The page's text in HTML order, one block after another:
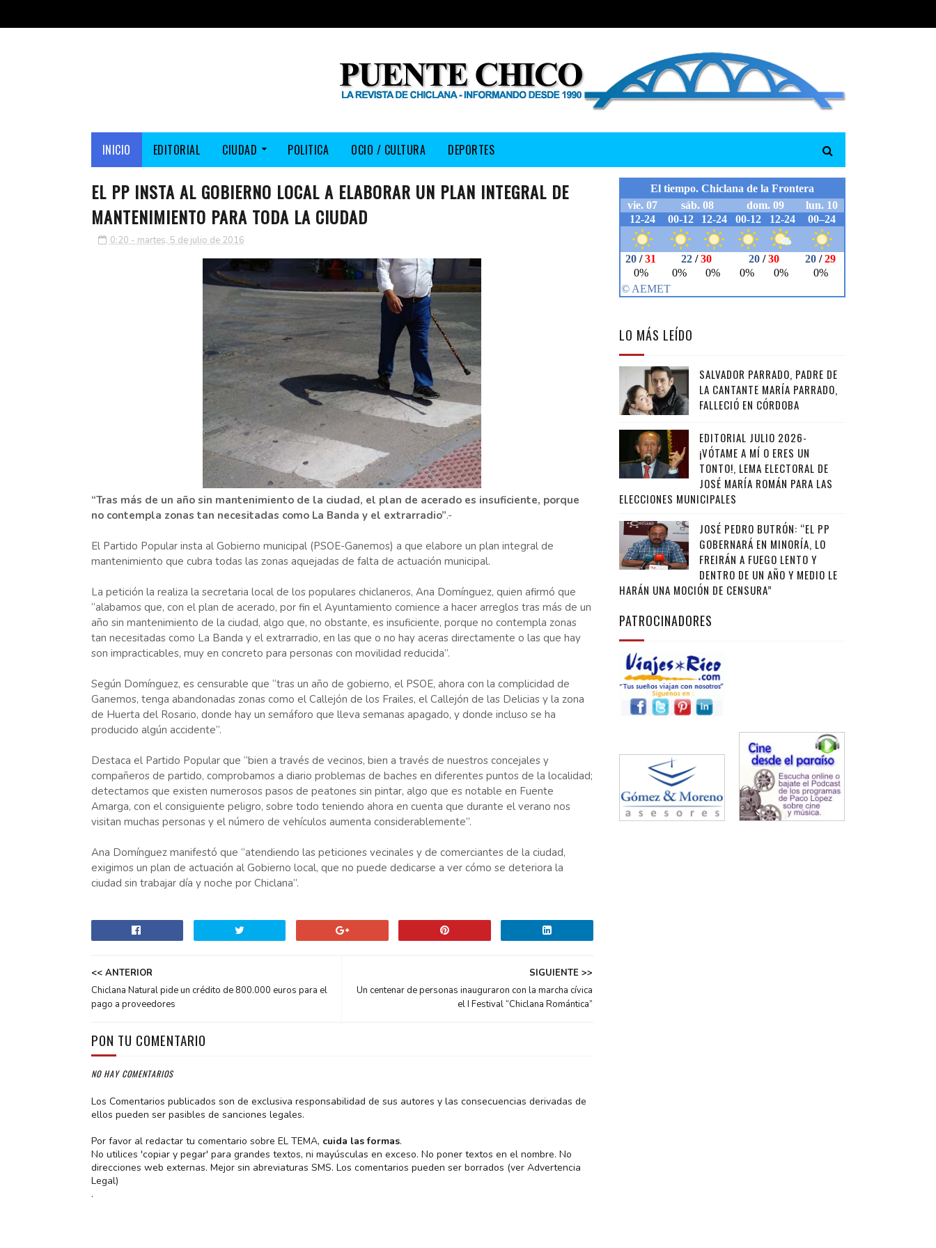
INICIO EDITORIAL CIUDAD POLITICA OCIO / CULTURA DEPORTES
EL PP INSTA AL GOBIERNO LOCAL A ELABORAR UN PLAN INTEGRAL DE
MANTENIMIENTO PARA TODA LA CIUDAD
0:20 - martes, 5 de julio de 2016
“Tras más de un año sin mantenimiento de la ciudad, el plan de acerado es insuficiente, porque
no contempla zonas tan necesitadas como La Banda y el extrarradio”.-
El Partido Popular insta al Gobierno municipal (PSOE-Ganemos) a que elabore un plan integral de
mantenimiento que cubra todas las zonas aquejadas de falta de actuación municipal.
La petición la realiza la secretaria local de los populares chiclaneros, Ana Domínguez, quien afirmó que
“alabamos que, con el plan de acerado, por fin el Ayuntamiento comience a hacer arreglos tras más de un
año sin mantenimiento de la ciudad, algo que, no obstante, es insuficiente, porque no contempla zonas
tan necesitadas como La Banda y el extrarradio, en las que o no hay aceras directamente o las que hay
son impracticables, muy en concreto para personas con movilidad reducida”.
Según Domínguez, es censurable que “tras un año de gobierno, el PSOE, ahora con la complicidad de
Ganemos, tenga abandonadas zonas como el Callejón de los Frailes, el Callejón de las Delicias y la zona
de Huerta del Rosario, donde hay un semáforo que lleva semanas apagado, y donde incluso se ha
producido algún accidente”.
Destaca el Partido Popular que “bien a través de vecinos, bien a través de nuestros concejales y
compañeros de partido, comprobamos a diario problemas de baches en diferentes puntos de la localidad;
detectamos que existen numerosos pasos de peatones sin pintar, algo que es notable en Fuente
Amarga, con el consiguiente peligro, sobre todo teniendo ahora en cuenta que durante el verano nos
visitan muchas personas y el número de vehículos aumenta considerablemente”.
Ana Domínguez manifestó que “atendiendo las peticiones vecinales y de comerciantes de la ciudad,
exigimos un plan de actuación al Gobierno local, que no puede dedicarse a ver cómo se deteriora la
ciudad sin trabajar día y noche por Chiclana”.
SIGUIENTE >>
Un centenar de personas inauguraron con la marcha cívica
el I Festival “Chiclana Romántica”
<< ANTERIOR
Chiclana Natural pide un crédito de 800.000 euros para el
pago a proveedores
PON TU COMENTARIO
NO HAY COMENTARIOS
Los Comentarios publicados son de exclusiva responsabilidad de sus autores y las consecuencias derivadas de
ellos pueden ser pasibles de sanciones legales.
Por favor al redactar tu comentario sobre EL TEMA, cuida las formas.
No utilices 'copiar y pegar' para grandes textos, ni mayúsculas en exceso. No poner textos en el nombre. No
direcciones web externas. Mejor sin abreviaturas SMS. Los comentarios pueden ser borrados (ver Advertencia
Legal)
.
LO MÁS LEÍDO
SALVADOR PARRADO, PADRE DE
LA CANTANTE MARÍA PARRADO,
FALLECIÓ EN CÓRDOBA
EDITORIAL JULIO 2026-
¡VÓTAME A MÍ O ERES UN
TONTO!, LEMA ELECTORAL DE
JOSÉ MARÍA ROMÁN PARA LAS
ELECCIONES MUNICIPALES
JOSÉ PEDRO BUTRÓN: “EL PP
GOBERNARÁ EN MINORÍA, LO
FREIRÁN A FUEGO LENTO Y
DENTRO DE UN AÑO Y MEDIO LE
HARÁN UNA MOCIÓN DE CENSURA”
PATROCINADORES